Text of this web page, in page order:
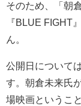
そのため、「朝
『BLUE FIGHT
ん。
公開日について
す。朝倉未来氏
場映画というこ